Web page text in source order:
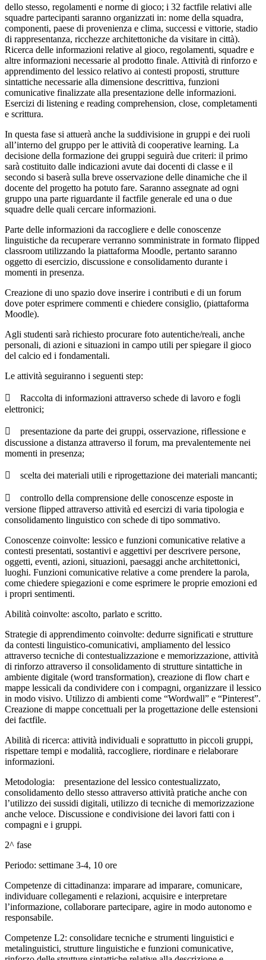
dello stesso, regolamenti e norme di gioco; i 32 factfile relativi alle
squadre partecipanti saranno organizzati in: nome della squadra,
componenti, paese di provenienza e clima, successi e vittorie, stadio
di rappresentanza, ricchezze architettoniche da visitare in città).
Ricerca delle informazioni relative al gioco, regolamenti, squadre e
altre informazioni necessarie al prodotto finale. Attività di rinforzo e
apprendimento del lessico relativo ai contesti proposti, strutture
sintattiche necessarie alla dimensione descrittiva, funzioni
comunicative finalizzate alla presentazione delle informazioni.
Esercizi di listening e reading comprehension, close, completamenti
e scrittura.
In questa fase si attuerà anche la suddivisione in gruppi e dei ruoli
all’interno del gruppo per le attività di cooperative learning. La
decisione della formazione dei gruppi seguirà due criteri: il primo
sarà costituito dalle indicazioni avute dai docenti di classe e il
secondo si baserà sulla breve osservazione delle dinamiche che il
docente del progetto ha potuto fare. Saranno assegnate ad ogni
gruppo una parte riguardante il factfile generale ed una o due
squadre delle quali cercare informazioni.
Parte delle informazioni da raccogliere e delle conoscenze
linguistiche da recuperare verranno somministrate in formato flipped
classroom utilizzando la piattaforma Moodle, pertanto saranno
oggetto di esercizio, discussione e consolidamento durante i
momenti in presenza.
Creazione di uno spazio dove inserire i contributi e di un forum
dove poter esprimere commenti e chiedere consiglio, (piattaforma
Moodle).
Agli studenti sarà richiesto procurare foto autentiche/reali, anche
personali, di azioni e situazioni in campo utili per spiegare il gioco
del calcio ed i fondamentali.
Le attività seguiranno i seguenti step:
 Raccolta di informazioni attraverso schede di lavoro e fogli
elettronici;
 presentazione da parte dei gruppi, osservazione, riflessione e
discussione a distanza attraverso il forum, ma prevalentemente nei
momenti in presenza;
 scelta dei materiali utili e riprogettazione dei materiali mancanti;
 controllo della comprensione delle conoscenze esposte in
versione flipped attraverso attività ed esercizi di varia tipologia e
consolidamento linguistico con schede di tipo sommativo.
Conoscenze coinvolte: lessico e funzioni comunicative relative a
contesti presentati, sostantivi e aggettivi per descrivere persone,
oggetti, eventi, azioni, situazioni, paesaggi anche architettonici,
luoghi. Funzioni comunicative relative a come prendere la parola,
come chiedere spiegazioni e come esprimere le proprie emozioni ed
i propri sentimenti.
Abilità coinvolte: ascolto, parlato e scritto.
Strategie di apprendimento coinvolte: dedurre significati e strutture
da contesti linguistico-comunicativi, ampliamento del lessico
attraverso tecniche di contestualizzazione e memorizzazione, attività
di rinforzo attraverso il consolidamento di strutture sintattiche in
ambiente digitale (word transformation), creazione di flow chart e
mappe lessicali da condividere con i compagni, organizzare il lessico
in modo visivo. Utilizzo di ambienti come “Wordwall” e “Pinterest”.
Creazione di mappe concettuali per la progettazione delle estensioni
dei factfile.
Abilità di ricerca: attività individuali e soprattutto in piccoli gruppi,
rispettare tempi e modalità, raccogliere, riordinare e rielaborare
informazioni.
Metodologia: presentazione del lessico contestualizzato,
consolidamento dello stesso attraverso attività pratiche anche con
l’utilizzo dei sussidi digitali, utilizzo di tecniche di memorizzazione
anche veloce. Discussione e condivisione dei lavori fatti con i
compagni e i gruppi.
2^ fase
Periodo: settimane 3-4, 10 ore
Competenze di cittadinanza: imparare ad imparare, comunicare,
individuare collegamenti e relazioni, acquisire e interpretare
l’informazione, collaborare partecipare, agire in modo autonomo e
responsabile.
Competenze L2: consolidare tecniche e strumenti linguistici e
metalinguistici, strutture linguistiche e funzioni comunicative,